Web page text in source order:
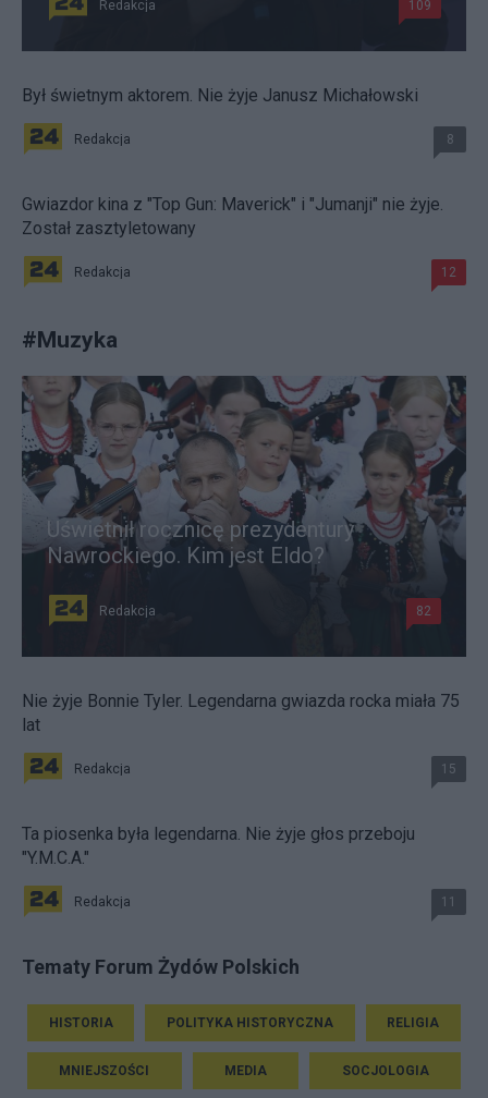
Redakcja 109
Był świetnym aktorem. Nie żyje Janusz Michałowski
Redakcja 8
Gwiazdor kina z "Top Gun: Maverick" i "Jumanji" nie żyje.
Został zasztyletowany
Redakcja 12
#Muzyka
Uświetnił rocznicę prezydentury
Nawrockiego. Kim jest Eldo?
Redakcja 82
Nie żyje Bonnie Tyler. Legendarna gwiazda rocka miała 75
lat
Redakcja 15
Ta piosenka była legendarna. Nie żyje głos przeboju
"Y.M.C.A."
Redakcja 11
Tematy Forum Żydów Polskich
HISTORIA POLITYKA HISTORYCZNA RELIGIA
MNIEJSZOŚCI MEDIA SOCJOLOGIA